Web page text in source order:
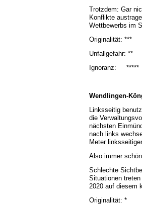
Trotzdem: Gar
Konflikte
Wettbewerbs im
Originalität: ***
Unfallgefahr: **
Ignoranz: *****
Wendlingen-
Linksseitig
die
nächsten
nach links
Meter
Also immer
Schlechte
Situationen
2020 auf diesem
Originalität: *